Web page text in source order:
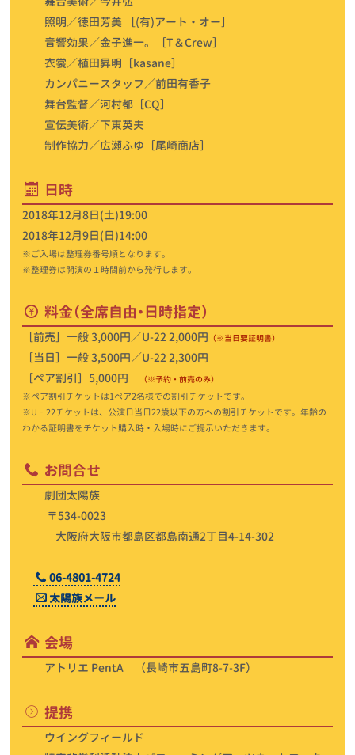
照明／徳田芳美 ［(有)アート・オー］
音響効果／金子進一。［T＆Crew］
衣裳／植田昇明［kasane］
カンパニースタッフ／前田有香子
舞台監督／河村都［CQ］
宣伝美術／下東英夫
制作協力／広瀬ふゆ［尾崎商店］
日時
2018年12月8日(土)19:00
2018年12月9日(日)14:00
※ご入場は整理券番号順となります。
※整理券は開演の１時間前から発行します。
料金（全席自由・日時指定）
［前売］一般 3,000円／U-22 2,000円 （※当日要証明書）
［当日］一般 3,500円／U-22 2,300円
［ペア割引］5,000円
（※予約・前売のみ）
※ペア割引チケットは1ペア2名様での割引チケットです。
※U‐22チケットは、公演日当日22歳以下の方への割引チケットです。年齢の
わかる証明書をチケット購入時・入場時にご提示いただきます。
お問合せ
劇団太陽族
〒534-0023
大阪府大阪市都島区都島南通2丁目4-14-302
06-4801-4724
太陽族メール
会場
アトリエ PentA （長崎市五島町8-7-3F）
提携
ウイングフィールド